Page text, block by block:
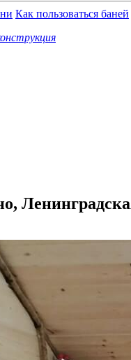
Как пользоваться баней